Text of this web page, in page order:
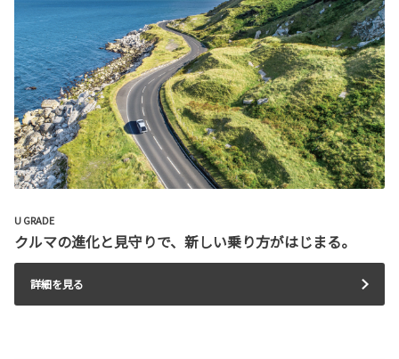
U GRADE
クルマの進化と見守りで、新しい乗り方がはじまる。
詳細を見る